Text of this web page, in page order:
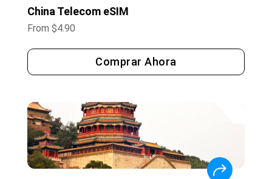
China Telecom eSIM
From $4.90
Comprar Ahora